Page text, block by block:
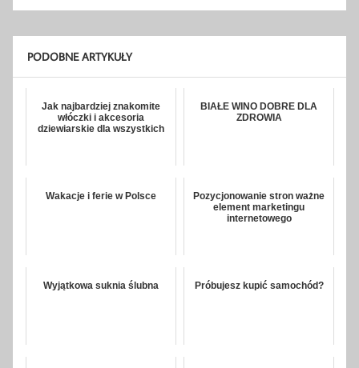
PODOBNE ARTYKUŁY
Jak najbardziej znakomite
włóczki i akcesoria
dziewiarskie dla wszystkich
BIAŁE WINO DOBRE DLA
ZDROWIA
Wakacje i ferie w Polsce
Pozycjonowanie stron ważne
element marketingu
internetowego
Wyjątkowa suknia ślubna Próbujesz kupić samochód?